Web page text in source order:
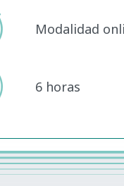
Modalidad
6 horas